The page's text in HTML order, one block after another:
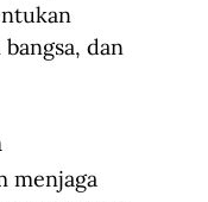
dan
menjaga